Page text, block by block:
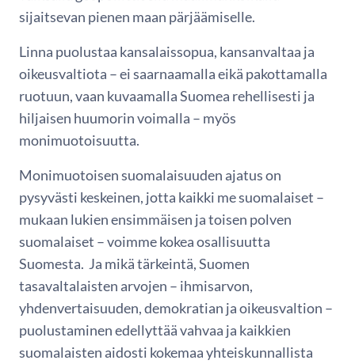
sijaitsevan pienen maan pärjäämiselle.
Linna puolustaa kansalaissopua, kansanvaltaa ja
oikeusvaltiota – ei saarnaamalla eikä pakottamalla
ruotuun, vaan kuvaamalla Suomea rehellisesti ja
hiljaisen huumorin voimalla – myös
monimuotoisuutta.
Monimuotoisen suomalaisuuden ajatus on
pysyvästi keskeinen, jotta kaikki me suomalaiset –
mukaan lukien ensimmäisen ja toisen polven
suomalaiset – voimme kokea osallisuutta
Suomesta. Ja mikä tärkeintä, Suomen
tasavaltalaisten arvojen – ihmisarvon,
yhdenvertaisuuden, demokratian ja oikeusvaltion –
puolustaminen edellyttää vahvaa ja kaikkien
suomalaisten aidosti kokemaa yhteiskunnallista